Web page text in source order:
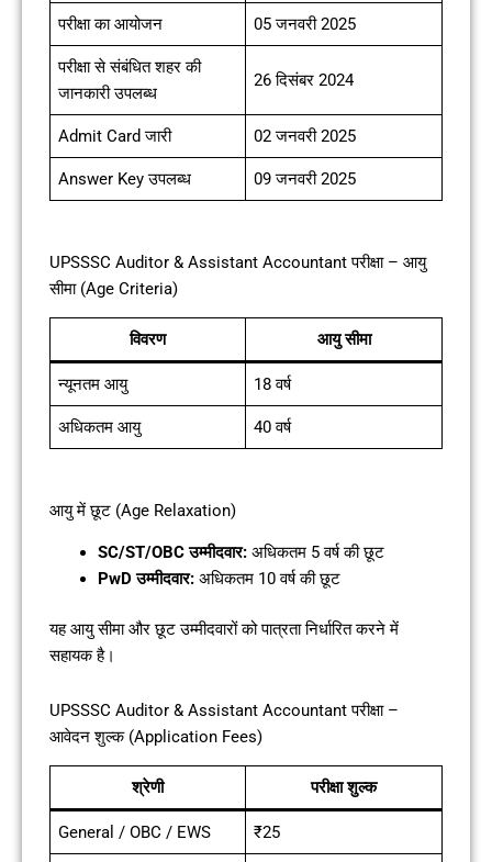
परीक्षा का आयोजन 05 जनवरी 2025
परीक्षा से संबंधित शहर की
जानकारी उपलब्ध
26 दिसंबर 2024
Admit Card जारी 02 जनवरी 2025
Answer Key उपलब्ध 09 जनवरी 2025
UPSSSC Auditor & Assistant Accountant परीक्षा – आयु
सीमा (Age Criteria)
विवरण आयु सीमा
न्यूनतम आयु 18 वर्ष
अधिकतम आयु 40 वर्ष
आयु में छूट (Age Relaxation)
SC/ST/OBC उम्मीदवार:अधिकतम 5 वर्ष की छूट
PwD उम्मीदवार:अधिकतम 10 वर्ष की छूट
यह आयु सीमा और छूट उम्मीदवारों को पात्रता निर्धारित करने में
सहायक है।
UPSSSC Auditor & Assistant Accountant परीक्षा –
आवेदन शुल्क (Application Fees)
श्रेणी परीक्षा शुल्क
General / OBC / EWS ₹25